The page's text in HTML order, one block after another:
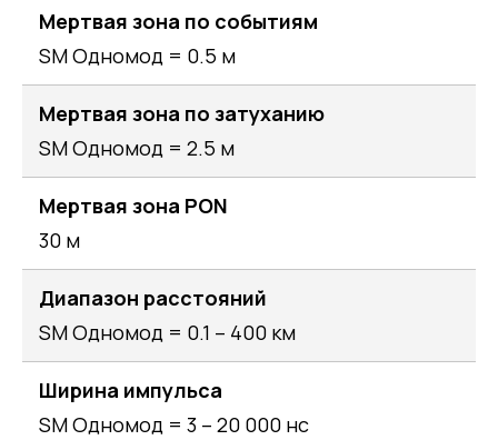
Мертвая зона по событиям
SM Одномод = 0.5 м
Мертвая зона по затуханию
SM Одномод = 2.5 м
Мертвая зона PON
30 м
Диапазон расстояний
SM Одномод = 0.1 – 400 км
Ширина импульса
SM Одномод = 3 – 20 000 нс